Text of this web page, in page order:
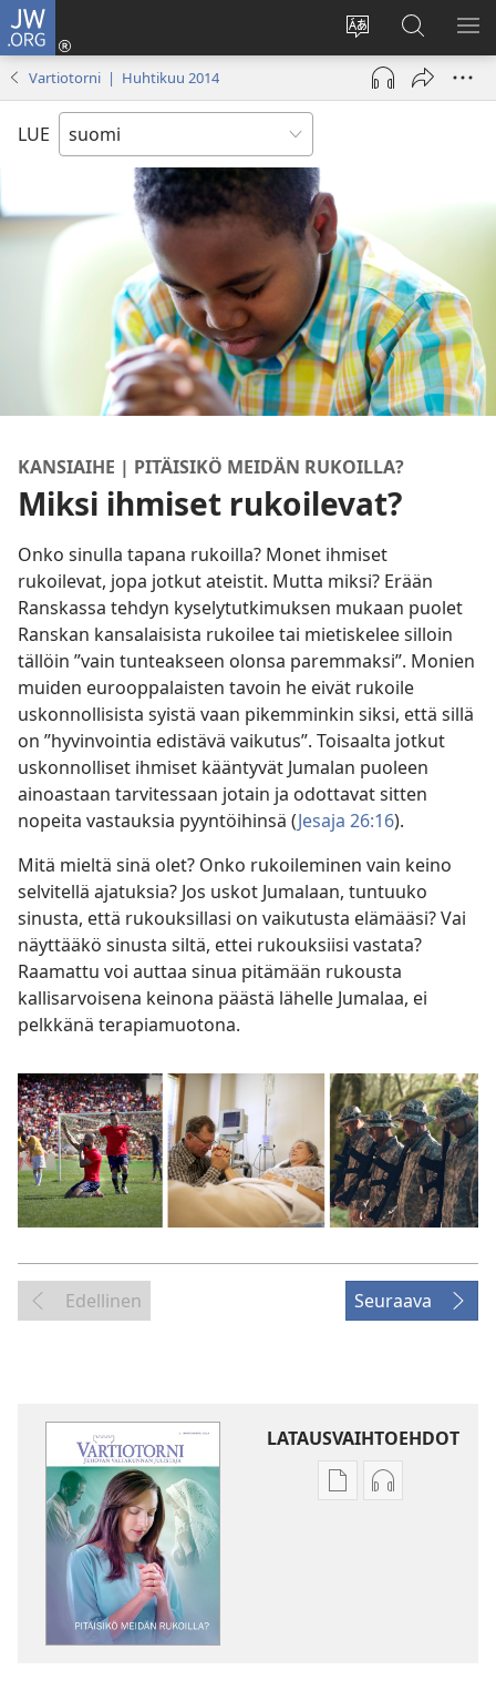
JW.ORG
Vaihda
sivuston
kieli
Kirjaudu
(avaa
uuden
ikkunan)
Hae
JW.ORG-
sivustolta
Vartiotorni | Huhtikuu 2014
LUE
KANSIAIHE | PITÄISIKÖ MEIDÄN RUKOILLA?
Miksi ihmiset rukoilevat?
Onko sinulla tapana rukoilla? Monet ihmiset
rukoilevat, jopa jotkut ateistit. Mutta miksi? Erään
Ranskassa tehdyn kyselytutkimuksen mukaan puolet
Ranskan kansalaisista rukoilee tai mietiskelee silloin
tällöin ”vain tunteakseen olonsa paremmaksi”. Monien
muiden eurooppalaisten tavoin he eivät rukoile
uskonnollisista syistä vaan pikemminkin siksi, että sillä
on ”hyvinvointia edistävä vaikutus”. Toisaalta jotkut
uskonnolliset ihmiset kääntyvät Jumalan puoleen
ainoastaan tarvitessaan jotain ja odottavat sitten
nopeita vastauksia pyyntöihinsä (Jesaja 26:16).
Mitä mieltä sinä olet? Onko rukoileminen vain keino
selvitellä ajatuksia? Jos uskot Jumalaan, tuntuuko
sinusta, että rukouksillasi on vaikutusta elämääsi? Vai
näyttääkö sinusta siltä, ettei rukouksiisi vastata?
Raamattu voi auttaa sinua pitämään rukousta
kallisarvoisena keinona päästä lähelle Jumalaa, ei
pelkkänä terapiamuotona.
Edellinen Seuraava
LATAUSVAIHTOEHDOT
JulkaisujenÄänitteiden